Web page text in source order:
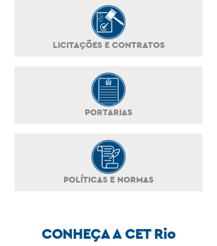
LICITAÇÕES E CONTRATOS
PORTARIAS
POLÍTICAS E NORMAS
CONHEÇA A CET Rio